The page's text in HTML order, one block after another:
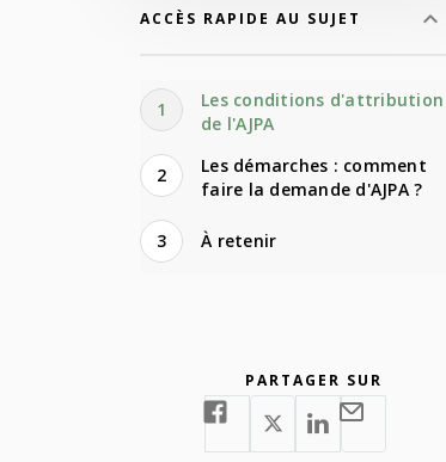
ACCÈS RAPIDE AU SUJET
1
Les conditions d'attribution
de l'AJPA
2
Les démarches : comment
faire la demande d'AJPA ?
3 À retenir
PARTAGER SUR